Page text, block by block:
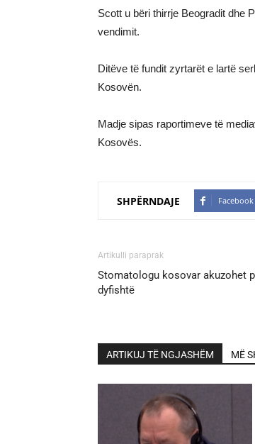
Scott u bëri thirrje Beogradit dhe
vendimit.
Ditëve të fundit zyrtarët e lartë
Kosovën.
Madje sipas raportimeve të
Kosovës.
SHPËRNDAJE Facebook
Artikulli paraprak
Stomatologu kosovar akuzohet
dyfishtë
ARTIKUJ TË NGJASHËM MË